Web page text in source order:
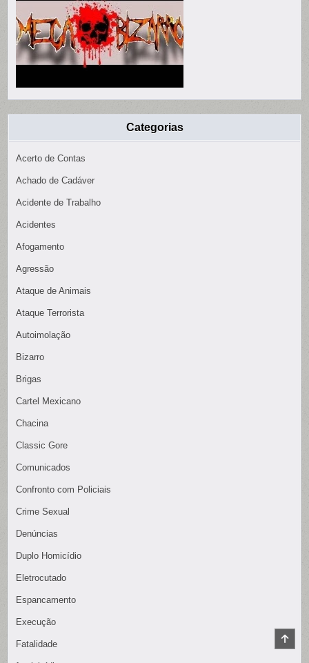
Categorias
Acerto de Contas
Achado de Cadáver
Acidente de Trabalho
Acidentes
Afogamento
Agressão
Ataque de Animais
Ataque Terrorista
Autoimolação
Bizarro
Brigas
Cartel Mexicano
Chacina
Classic Gore
Comunicados
Confronto com Policiais
Crime Sexual
Denúncias
Duplo Homicídio
Eletrocutado
Espancamento
Execução
Fatalidade
TO